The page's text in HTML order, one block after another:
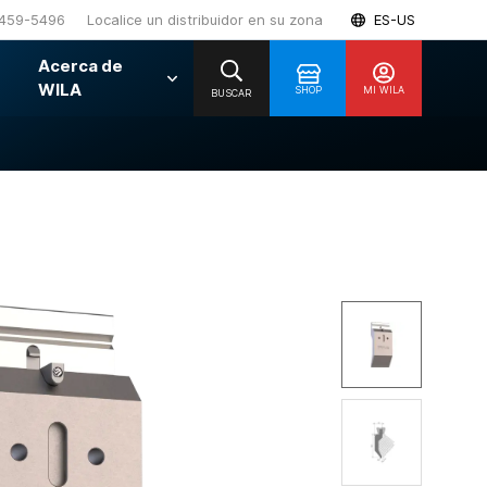
5496 Localice un distribuidor en su zona ES-US
Acerca de
WILA
SHOP MI WILA
BUSCAR